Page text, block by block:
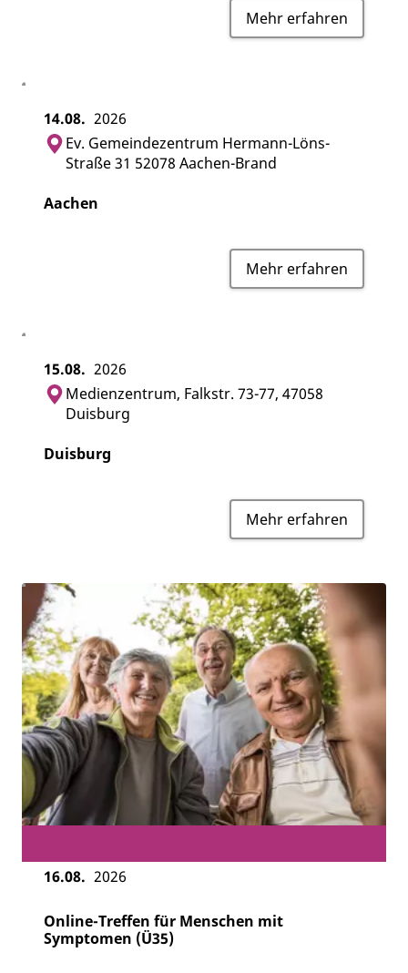
Mehr erfahren
14.08. 2026
Aachen
Ev. Gemeindezentrum Hermann-Löns-
Straße 31 52078 Aachen-Brand
Mehr erfahren
15.08. 2026
Duisburg
Medienzentrum, Falkstr. 73-77, 47058
Duisburg
Mehr erfahren
16.08. 2026
Online-Treffen für Menschen mit
Symptomen (Ü35)